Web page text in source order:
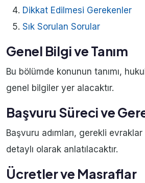
Dikkat Edilmesi Gerekenler
Sık Sorulan Sorular
Genel Bilgi ve Tanım
Bu bölümde konunun tanımı,
genel bilgiler yer alacaktır.
Başvuru Süreci ve
Başvuru adımları, gerekli
detaylı olarak anlatılacaktır.
Ücretler ve Masraflar